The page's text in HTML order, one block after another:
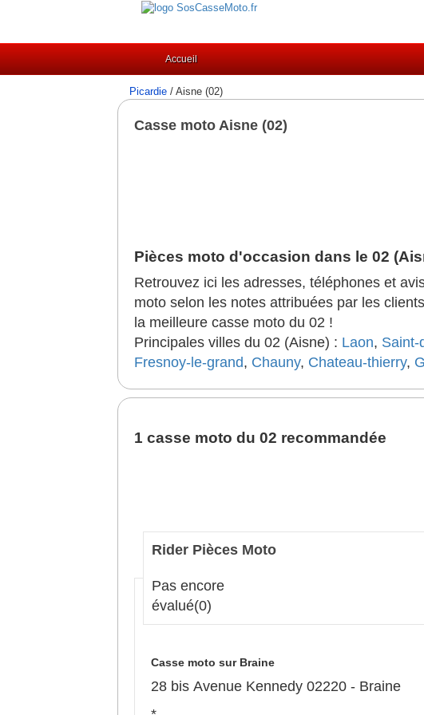
Accueil
Picardie / Aisne (02)
Casse moto Aisne (02)
Pièces moto d'occasion dans le 02
Retrouvez ici les adresses, téléphones et
moto selon les notes attribuées par les
la meilleure casse moto du 02 !
Principales villes du 02 (Aisne) : Laon, Saint-
Fresnoy-le-grand, Chauny, Chateau-thierry,
1 casse moto du 02 recommandée
Rider Pièces Moto
Pas encore
évalué(0)
Casse moto sur Braine
28 bis Avenue Kennedy 02220 - Braine